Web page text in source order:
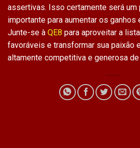
assertivas. Isso certamente será
importante para aumentar os
Junte-se à QE8 para aproveitar a
favoráveis ​​e transformar sua paixão
altamente competitiva e generosa